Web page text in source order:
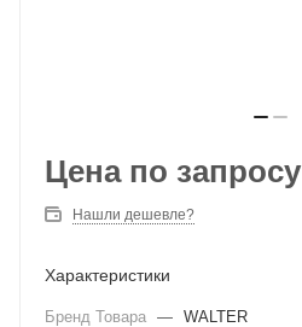
Цена по запросу
Нашли дешевле?
Характеристики
Бренд Товара — WALTER